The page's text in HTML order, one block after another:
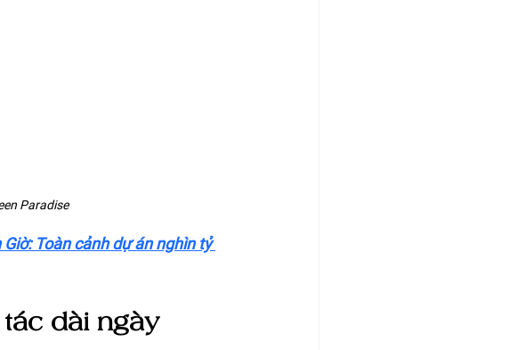
Paradise
Toàn cảnh dự án nghìn tỷ
dài ngày